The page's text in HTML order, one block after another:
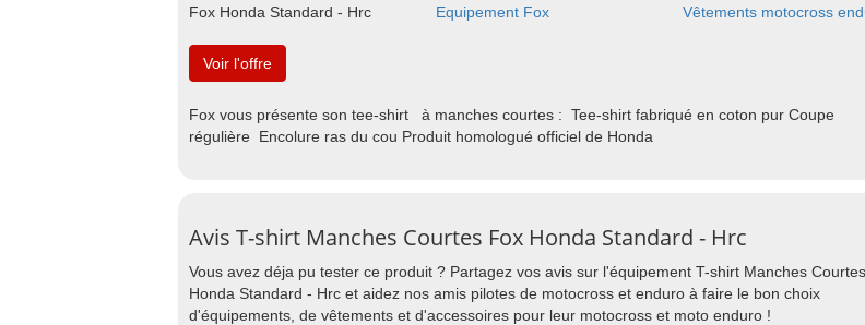
Equipement Fox
Vêtements motocross
Voir l'offre
Fox vous présente son tee-shirt à manches courtes : Tee-shirt fabriqué en coton pur Coupe
régulière Encolure ras du cou Produit homologué officiel de Honda
Avis T-shirt Manches Courtes Fox Honda Standard - Hrc
Vous avez déja pu tester ce produit ? Partagez vos avis sur l'équipement T-shirt Manches
Honda Standard - Hrc et aidez nos amis pilotes de motocross et enduro à faire le bon choix
d'équipements, de vêtements et d'accessoires pour leur motocross et moto enduro !